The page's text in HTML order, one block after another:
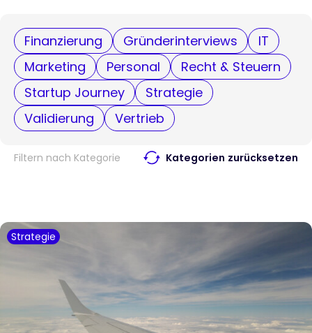
Finanzierung Gründerinterviews
IT
Marketing
Personal
Recht & Steuern
Startup Journey
Strategie
Validierung
Vertrieb
Filtern nach Kategorie Kategorien zurücksetzen
Strategie